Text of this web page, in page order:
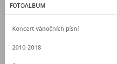
FOTOALBUM
Koncert vánočních písní
2010-2018